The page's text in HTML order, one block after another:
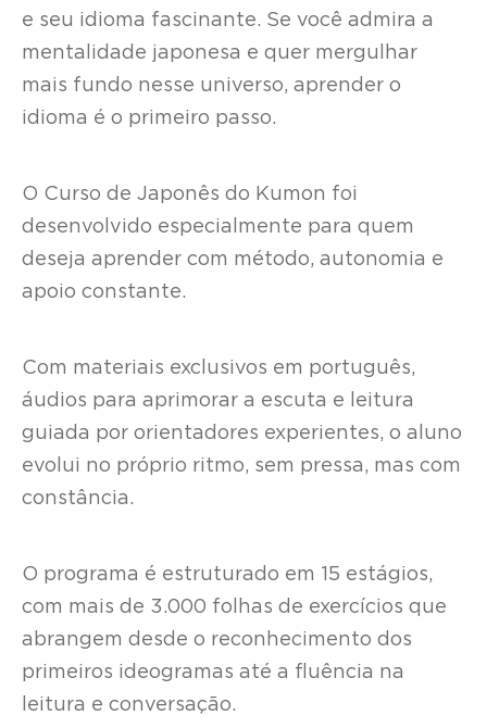
e seu idioma fascinante. Se você admira a
mentalidade japonesa e quer mergulhar
mais fundo nesse universo, aprender o
idioma é o primeiro passo.
O Curso de Japonês do Kumon foi
desenvolvido especialmente para quem
deseja aprender com método, autonomia e
apoio constante.
Com materiais exclusivos em português,
áudios para aprimorar a escuta e leitura
guiada por orientadores experientes, o aluno
evolui no próprio ritmo, sem pressa, mas com
constância.
O programa é estruturado em 15 estágios,
com mais de 3.000 folhas de exercícios que
abrangem desde o reconhecimento dos
primeiros ideogramas até a fluência na
leitura e conversação.